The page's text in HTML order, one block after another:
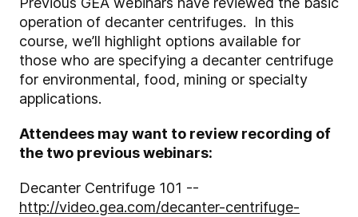
operation of decanter centrifuges. In this
course, we’ll highlight options available for
those who are specifying a decanter centrifuge
for environmental, food, mining or specialty
applications.
Attendees may want to review recording of
the two previous webinars:
Decanter Centrifuge 101 --
http://video.gea.com/decanter-centrifuge-